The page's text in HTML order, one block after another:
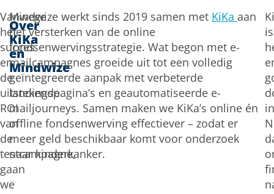
Vanwege
het
succes
en
de
uitstekende
ROI
van
de
testcampagne,
gaan
we
Over
KiKa
en
Mindwize
Mindwize werkt sinds 2019 samen met KiKa aan
het versterken van de online
fondsenwervingsstrategie. Wat begon met e-
mailcampagnes groeide uit tot een volledig
geïntegreerde aanpak met verbeterde
landingspagina’s en geautomatiseerde e-
mailjourneys. Samen maken we KiKa’s online én
offline fondsenwerving effectiever – zodat er
meer geld beschikbaar komt voor onderzoek
naar kinderkanker.
is
in